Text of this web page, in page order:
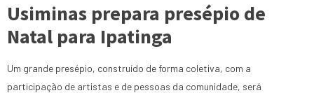
Usiminas prepara presépio de
Natal para Ipatinga
Um grande presépio, construído de forma coletiva, com a
participação de artistas e de pessoas da comunidade, será